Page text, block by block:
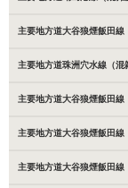
主要地方道大谷狼煙飯田
主要地方道珠洲穴水線（
主要地方道大谷狼煙飯田
主要地方道大谷狼煙飯田
主要地方道大谷狼煙飯田